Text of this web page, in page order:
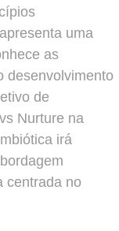
uma
as
desenvolvimento
de
Nurture na
irá
centrada no